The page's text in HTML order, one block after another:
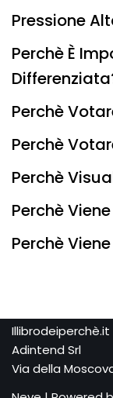
Pressione
Perchè È
Perchè
Perchè
Perchè
Perchè
Perchè
Illibrodeiperchè.it
Adintend Srl
Via della